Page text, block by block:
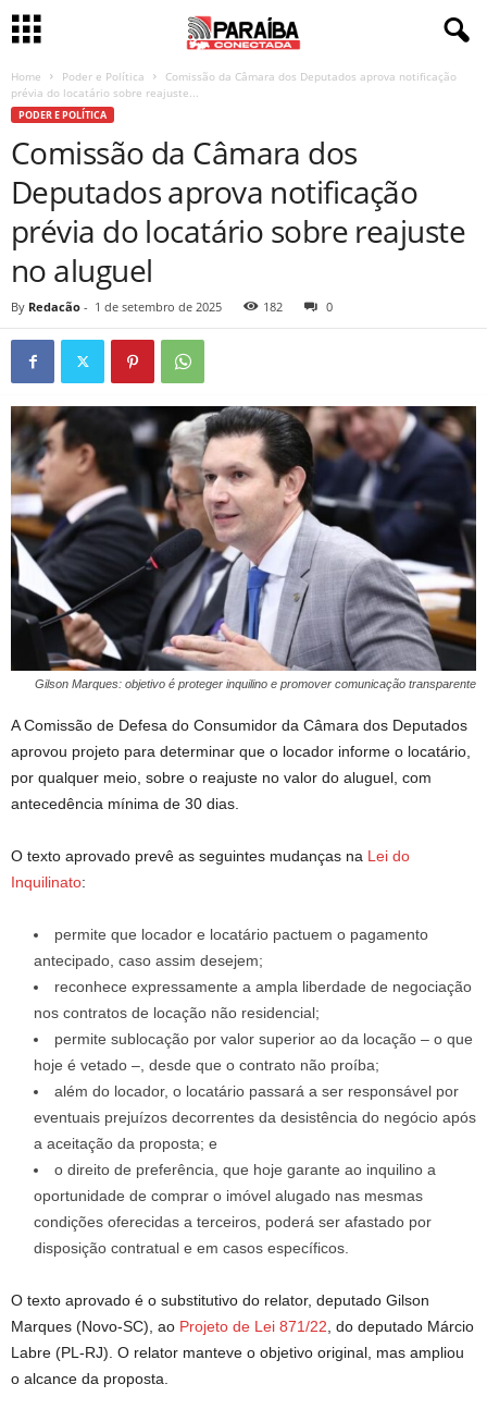
Home Poder e Política
Comissão da Câmara dos Deputados aprova notificação
prévia do locatário sobre reajuste...
PODER E POLÍTICA
Comissão da Câmara dos
Deputados aprova notificação
prévia do locatário sobre reajuste
no aluguel
By Redacão - 1 de setembro de 2025 182 0
Gilson Marques: objetivo é proteger inquilino e promover comunicação transparente
A Comissão de Defesa do Consumidor da Câmara dos Deputados
aprovou projeto para determinar que o locador informe o locatário,
por qualquer meio, sobre o reajuste no valor do aluguel, com
antecedência mínima de 30 dias.
O texto aprovado prevê as seguintes mudanças na Lei do
Inquilinato:
permite que locador e locatário pactuem o pagamento
antecipado, caso assim desejem;
reconhece expressamente a ampla liberdade de negociação
nos contratos de locação não residencial;
permite sublocação por valor superior ao da locação – o que
hoje é vetado –, desde que o contrato não proíba;
além do locador, o locatário passará a ser responsável por
eventuais prejuízos decorrentes da desistência do negócio após
a aceitação da proposta; e
o direito de preferência, que hoje garante ao inquilino a
oportunidade de comprar o imóvel alugado nas mesmas
condições oferecidas a terceiros, poderá ser afastado por
disposição contratual e em casos específicos.
O texto aprovado é o substitutivo do relator, deputado Gilson
Marques (Novo-SC), ao Projeto de Lei 871/22, do deputado Márcio
Labre (PL-RJ). O relator manteve o objetivo original, mas ampliou
o alcance da proposta.